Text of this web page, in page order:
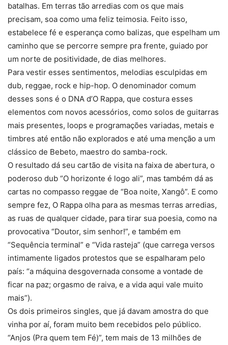
batalhas. Em terras tão arredias com os que mais
precisam, soa como uma feliz teimosia. Feito isso,
estabelece fé e esperança como balizas, que espelham um
caminho que se percorre sempre pra frente, guiado por
um norte de positividade, de dias melhores.
Para vestir esses sentimentos, melodias esculpidas em
dub, reggae, rock e hip-hop. O denominador comum
desses sons é o DNA d’O Rappa, que costura esses
elementos com novos acessórios, como solos de guitarras
mais presentes, loops e programações variadas, metais e
timbres até então não explorados e até uma menção a um
clássico de Bebeto, maestro do samba-rock.
O resultado dá seu cartão de visita na faixa de abertura, o
poderoso dub “O horizonte é logo ali”, mas também dá as
cartas no compasso reggae de “Boa noite, Xangô”. E como
sempre fez, O Rappa olha para as mesmas terras arredias,
as ruas de qualquer cidade, para tirar sua poesia, como na
provocativa “Doutor, sim senhor!”, e também em
“Sequência terminal” e “Vida rasteja” (que carrega versos
intimamente ligados protestos que se espalharam pelo
país: “a máquina desgovernada consome a vontade de
ficar na paz; orgasmo de raiva, e a vida aqui vale muito
mais”).
Os dois primeiros singles, que já davam amostra do que
vinha por aí, foram muito bem recebidos pelo público.
“Anjos (Pra quem tem Fé)”, tem mais de 13 milhões de